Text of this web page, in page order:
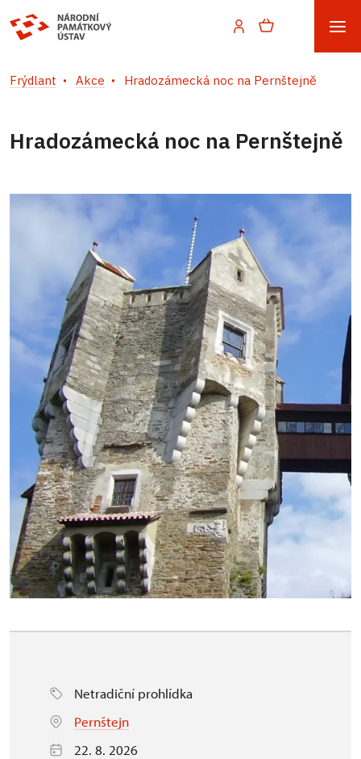
Frýdlant Akce Hradozámecká noc na Pernštejně
Hradozámecká noc na Pernštejně
Netradiční prohlídka
Pernštejn
22. 8. 2026